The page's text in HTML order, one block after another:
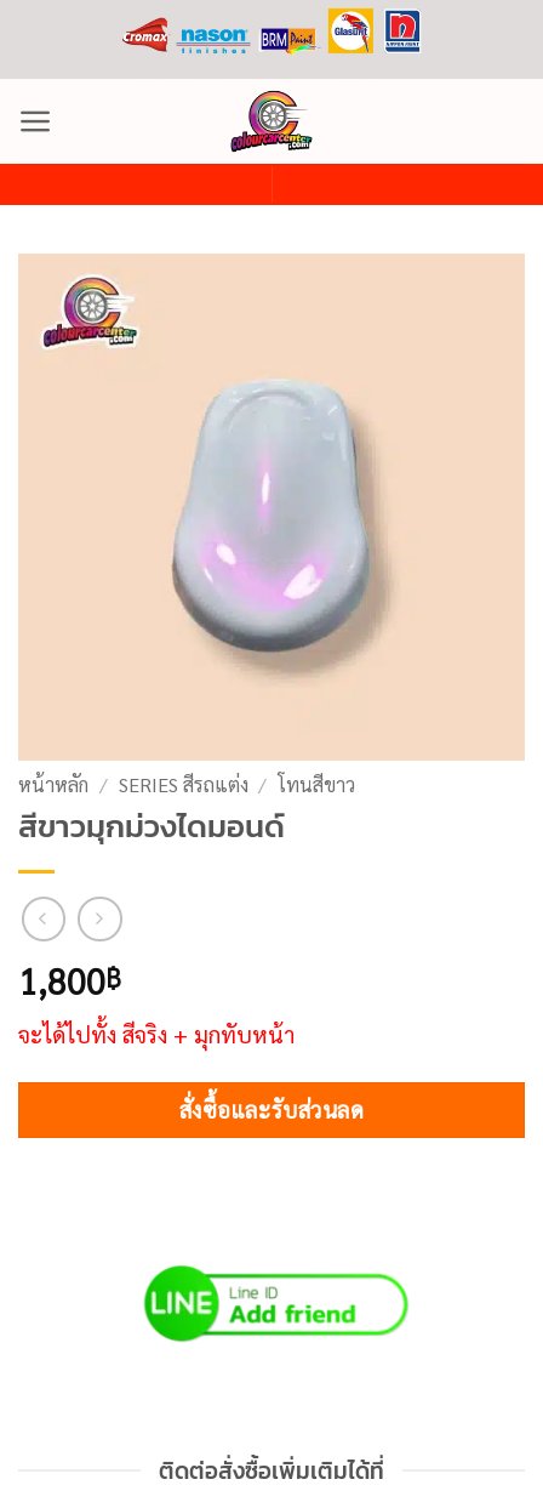
เนื้อหา
หน้าหลัก / SERIES สีรถแต่ง / โทนสีขาว
สีขาวมุกม่วงไดมอนด์
1,800฿
จะได้ไปทั้ง สีจริง + มุกทับหน้า
สั่งซื้อและรับส่วนลด
ติดต่อสั่งซื้อเพิ่มเติมได้ที่